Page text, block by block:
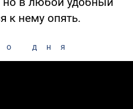
к нему опять.
дня